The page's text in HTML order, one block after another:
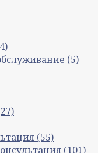
(5)
(55)
(101)